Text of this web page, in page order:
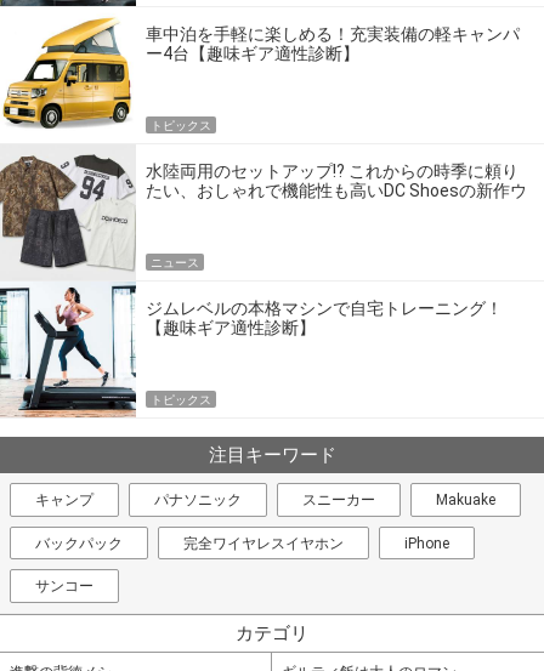
車中泊を手軽に楽しめる！充実装備の軽キャンパ
ー4台【趣味ギア適性診断】
トピックス
水陸両用のセットアップ!? これからの時季に頼り
たい、おしゃれで機能性も高いDC Shoesの新作ウ
ニュース
ジムレベルの本格マシンで自宅トレーニング！
【趣味ギア適性診断】
トピックス
注目キーワード
キャンプ パナソニック スニーカー Makuake
バックパック 完全ワイヤレスイヤホン iPhone
サンコー
カテゴリ